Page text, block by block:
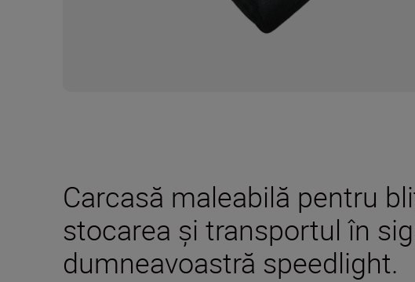
Carcasă maleabilă pentru
stocarea şi transportul în
dumneavoastră speedlight.